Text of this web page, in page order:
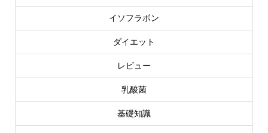
イソフラボン
ダイエット
レビュー
乳酸菌
基礎知識